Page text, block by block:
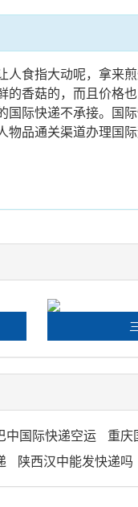
食指大动呢，拿
香菇的，而且价
际快递不承接。国
品通关渠道办理国
中国际快递空运 重庆
陕西汉中能发快递吗